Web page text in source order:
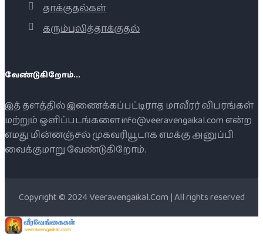
தாக்குதல்கள்
கரும்புலித்தாக்குதல்
வேண்டுகிறோம்...
இத் தளத்தில் இணைக்கப்பட்டிராத மாவீரர் விபரங்கள்
மற்றும் ஒளிப்படங்களை info@veeravengaikal.com என்ற
எமது மின்னஞ்சல் முகவரியூடாக எமக்கு அனுப்பி
வைக்குமாறு வேண்டுகிறோம்.
Copyright © 2024 Veeravengaikal.Com | All rights reserved